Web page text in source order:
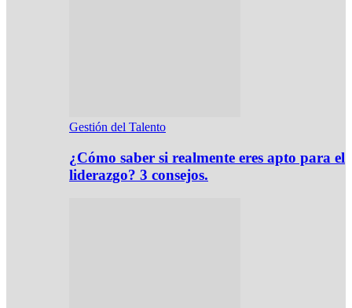
Gestión del Talento
¿Cómo saber si realmente eres apto para el
liderazgo? 3 consejos.